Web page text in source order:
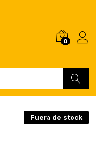
0
Fuera de stock